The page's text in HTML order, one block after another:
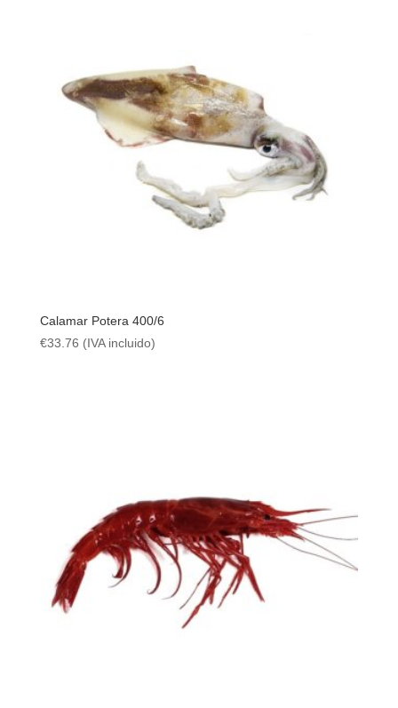
Calamar Potera 400/6
€33.76 (IVA incluido)